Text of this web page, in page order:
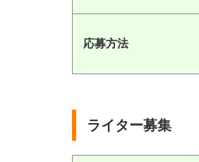
応募方法
ライター募集